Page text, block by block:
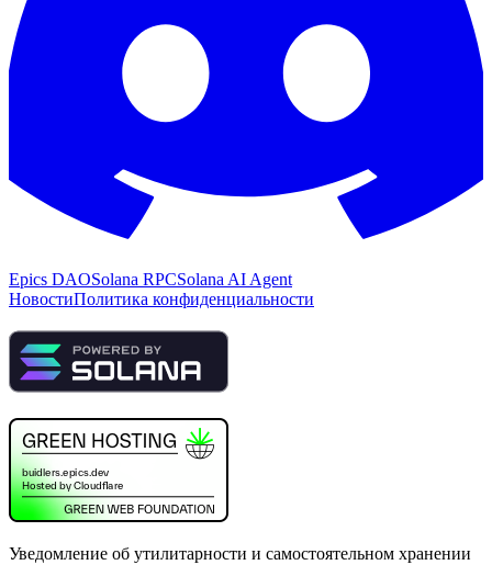
Epics DAOSolana RPCSolana AI Agent
НовостиПолитика конфиденциальности
Уведомление об утилитарности и самостоятельном хранении